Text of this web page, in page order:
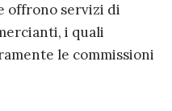
offrono servizi di
i quali
le commissioni